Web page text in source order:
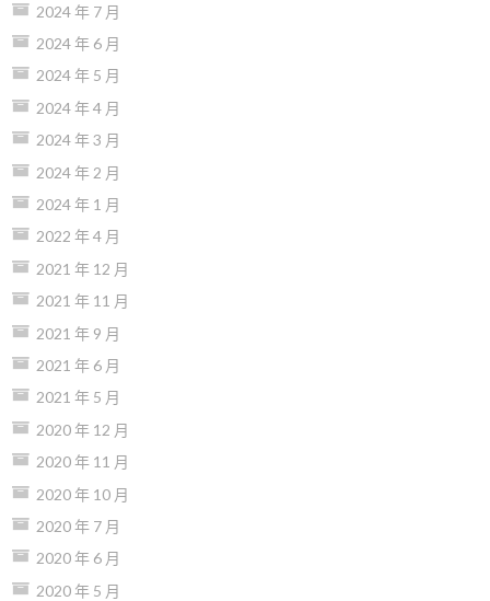
2024 年 7 月
2024 年 6 月
2024 年 5 月
2024 年 4 月
2024 年 3 月
2024 年 2 月
2024 年 1 月
2022 年 4 月
2021 年 12 月
2021 年 11 月
2021 年 9 月
2021 年 6 月
2021 年 5 月
2020 年 12 月
2020 年 11 月
2020 年 10 月
2020 年 7 月
2020 年 6 月
2020 年 5 月